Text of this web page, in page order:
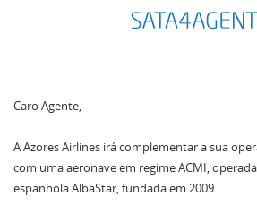
Caro Agente,
A Azores Airlines irá complementar a sua
com uma aeronave em regime ACMI,
espanhola AlbaStar, fundada em 2009.